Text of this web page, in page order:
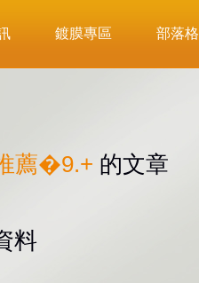
鍍膜專區 部落格
薦�9.+ 的文章
料